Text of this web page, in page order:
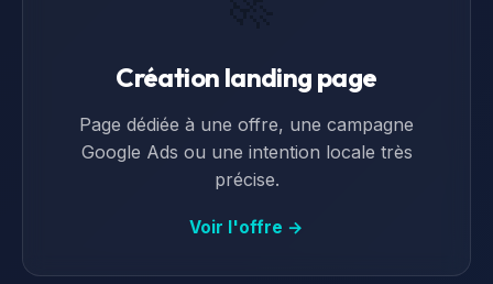
Création landing page
Page dédiée à une offre, une campagne
Google Ads ou une intention locale très
précise.
Voir l'offre →